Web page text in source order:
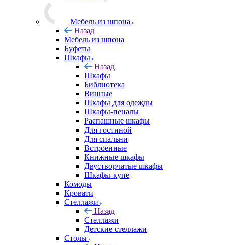
Мебель из шпона
Назад
Мебель из шпона
Буфеты
Шкафы
Назад
Шкафы
Библиотека
Винные
Шкафы для одежды
Шкафы-пеналы
Распашные шкафы
Для гостиной
Для спальни
Встроенные
Книжные шкафы
Двустворчатые шкафы
Шкафы-купе
Комоды
Кровати
Стеллажи
Назад
Стеллажи
Детские стеллажи
Столы